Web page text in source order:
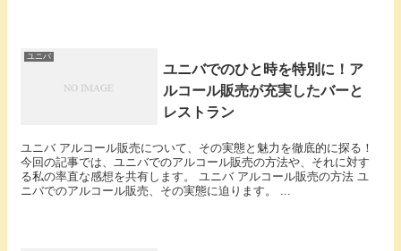
ユニバ
ユニバでのひと時を特別に！ア
ルコール販売が充実したバーと
レストラン
ユニバ アルコール販売について、その実態と魅力を徹底的に探る！
今回の記事では、ユニバでのアルコール販売の方法や、それに対す
る私の率直な感想を共有します。 ユニバ アルコール販売の方法 ユ
ニバでのアルコール販売、その実態に迫ります。 ...